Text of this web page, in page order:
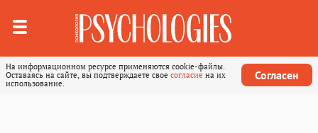
На информационном ресурсе применяются cookie-файлы.
Оставаясь на сайте, вы подтверждаете свое согласие на их
использование.
Согласен